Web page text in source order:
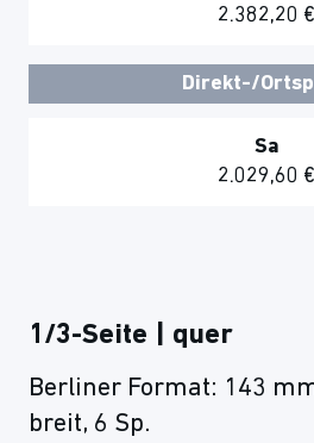
2.382,20 €
Direkt-/
Sa
2.029,60 €
1/3-Seite | quer
Berliner Format: 143
breit, 6 Sp.